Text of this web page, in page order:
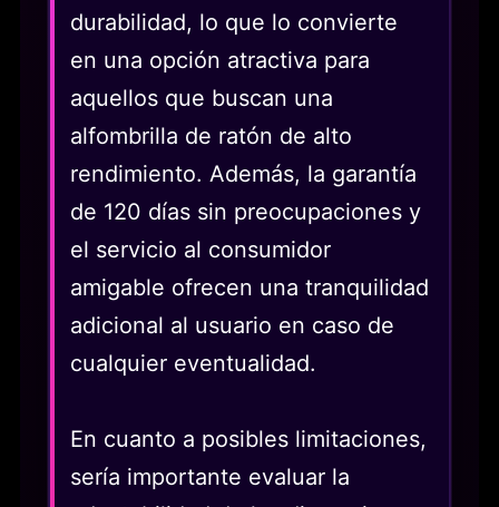
durabilidad, lo que lo convierte
en una opción atractiva para
aquellos que buscan una
alfombrilla de ratón de alto
rendimiento. Además, la garantía
de 120 días sin preocupaciones y
el servicio al consumidor
amigable ofrecen una tranquilidad
adicional al usuario en caso de
cualquier eventualidad.
En cuanto a posibles limitaciones,
sería importante evaluar la